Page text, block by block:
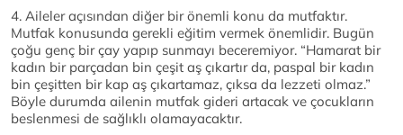
4. Aileler açısından diğer bir önemli konu da mutfaktır.
Mutfak konusunda gerekli eğitim vermek önemlidir. Bugün
çoğu genç bir çay yapıp sunmayı beceremiyor. “Hamarat bir
kadın bir parçadan bin çeşit aş çıkartır da, paspal bir kadın
bin çeşitten bir kap aş çıkartamaz, çıksa da lezzeti olmaz.”
Böyle durumda ailenin mutfak gideri artacak ve çocukların
beslenmesi de sağlıklı olamayacaktır.